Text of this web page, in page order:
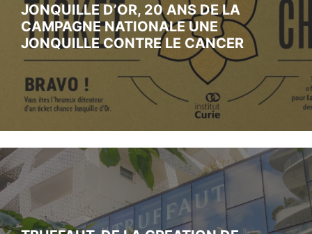
JONQUILLE D’OR, 20 ANS DE LA
CAMPAGNE NATIONALE UNE
JONQUILLE CONTRE LE CANCER